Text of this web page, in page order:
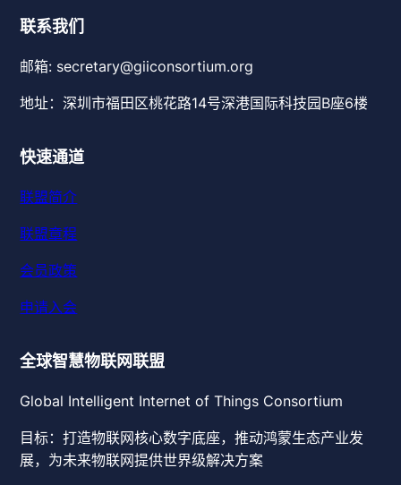
联系我们
邮箱: secretary@giiconsortium.org
地址：深圳市福田区桃花路14号深港国际科技园B座6楼
快速通道
联盟简介
联盟章程
会员政策
申请入会
全球智慧物联网联盟
Global Intelligent Internet of Things Consortium
目标：打造物联网核心数字底座，推动鸿蒙生态产业发
展，为未来物联网提供世界级解决方案